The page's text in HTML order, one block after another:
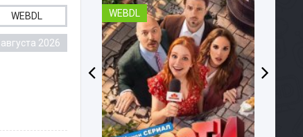
WEBDL
2026
WEBDL